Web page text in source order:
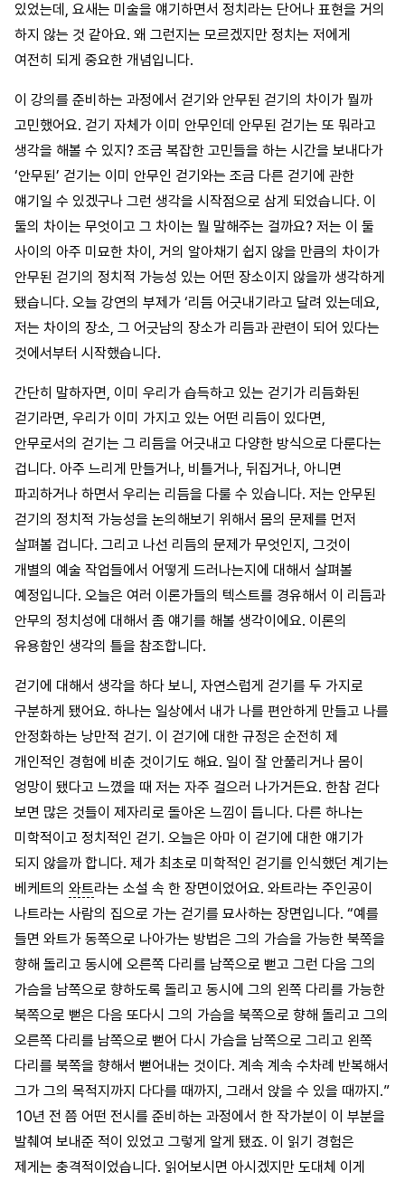
있었는데, 요새는 미술을 얘기하면서 정치라는 단어나 표현을 거의
하지 않는 것 같아요. 왜 그런지는 모르겠지만 정치는 저에게
여전히 되게 중요한 개념입니다.
이 강의를 준비하는 과정에서 걷기와 안무된 걷기의 차이가 뭘까
고민했어요. 걷기 자체가 이미 안무인데 안무된 걷기는 또 뭐라고
생각을 해볼 수 있지? 조금 복잡한 고민들을 하는 시간을 보내다가
‘안무된’ 걷기는 이미 안무인 걷기와는 조금 다른 걷기에 관한
얘기일 수 있겠구나 그런 생각을 시작점으로 삼게 되었습니다. 이
둘의 차이는 무엇이고 그 차이는 뭘 말해주는 걸까요? 저는 이 둘
사이의 아주 미묘한 차이, 거의 알아채기 쉽지 않을 만큼의 차이가
안무된 걷기의 정치적 가능성 있는 어떤 장소이지 않을까 생각하게
됐습니다. 오늘 강연의 부제가 ‘리듬 어긋내기라고 달려 있는데요,
저는 차이의 장소, 그 어긋남의 장소가 리듬과 관련이 되어 있다는
것에서부터 시작했습니다.
간단히 말하자면, 이미 우리가 습득하고 있는 걷기가 리듬화된
걷기라면, 우리가 이미 가지고 있는 어떤 리듬이 있다면,
안무로서의 걷기는 그 리듬을 어긋내고 다양한 방식으로 다룬다는
겁니다. 아주 느리게 만들거나, 비틀거나, 뒤집거나, 아니면
파괴하거나 하면서 우리는 리듬을 다룰 수 있습니다. 저는 안무된
걷기의 정치적 가능성을 논의해보기 위해서 몸의 문제를 먼저
살펴볼 겁니다. 그리고 나선 리듬의 문제가 무엇인지, 그것이
개별의 예술 작업들에서 어떻게 드러나는지에 대해서 살펴볼
예정입니다. 오늘은 여러 이론가들의 텍스트를 경유해서 이 리듬과
안무의 정치성에 대해서 좀 얘기를 해볼 생각이에요. 이론의
유용함인 생각의 틀을 참조합니다.
걷기에 대해서 생각을 하다 보니, 자연스럽게 걷기를 두 가지로
구분하게 됐어요. 하나는 일상에서 내가 나를 편안하게 만들고 나를
안정화하는 낭만적 걷기. 이 걷기에 대한 규정은 순전히 제
개인적인 경험에 비춘 것이기도 해요. 일이 잘 안풀리거나 몸이
엉망이 됐다고 느꼈을 때 저는 자주 걸으러 나가거든요. 한참 걷다
보면 많은 것들이 제자리로 돌아온 느낌이 듭니다. 다른 하나는
미학적이고 정치적인 걷기. 오늘은 아마 이 걷기에 대한 얘기가
되지 않을까 합니다. 제가 최초로 미학적인 걷기를 인식했던 계기는
베케트의 와트라는 소설 속 한 장면이었어요. 와트라는 주인공이
나트라는 사람의 집으로 가는 걷기를 묘사하는 장면입니다. “예를
들면 와트가 동쪽으로 나아가는 방법은 그의 가슴을 가능한 북쪽을
향해 돌리고 동시에 오른쪽 다리를 남쪽으로 뻗고 그런 다음 그의
가슴을 남쪽으로 향하도록 돌리고 동시에 그의 왼쪽 다리를 가능한
북쪽으로 뻗은 다음 또다시 그의 가슴을 북쪽으로 향해 돌리고 그의
오른쪽 다리를 남쪽으로 뻗어 다시 가슴을 남쪽으로 그리고 왼쪽
다리를 북쪽을 향해서 뻗어내는 것이다. 계속 계속 수차례 반복해서
그가 그의 목적지까지 다다를 때까지, 그래서 앉을 수 있을 때까지.”
10년 전 쯤 어떤 전시를 준비하는 과정에서 한 작가분이 이 부분을
발췌여 보내준 적이 있었고 그렇게 알게 됐죠. 이 읽기 경험은
제게는 충격적이었습니다. 읽어보시면 아시겠지만 도대체 이게